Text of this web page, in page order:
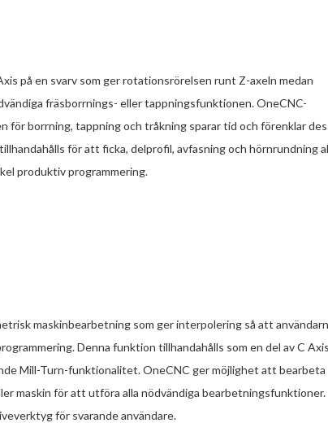
på en svarv som ger rotationsrörelsen runt Z-axeln medan
fräsborrnings- eller tappningsfunktionen. OneCNC-
för borrning, tappning och tråkning sparar tid och förenklar
för att ficka, delprofil, avfasning och hörnrundning
produktiv programmering.
maskinbearbetning som ger interpolering så att
Denna funktion tillhandahålls som en del av C
Mill-Turn-funktionalitet. OneCNC ger möjlighet att bearbeta
maskin för att utföra alla nödvändiga bearbetningsfunktioner.
för svarande användare.